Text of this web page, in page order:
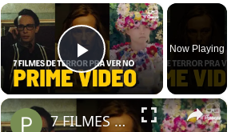
×
Play Video
Now Playing
×
7 FILMES DE TERROR ASSUSTADORES PRA VER NO AMAZON PRIME VIDEO